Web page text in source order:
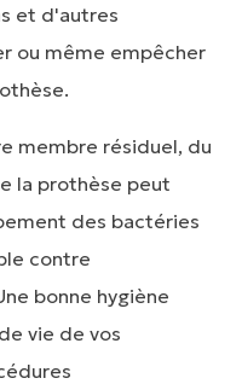
et d'autres
ou même empêcher
membre résiduel, du
la prothèse peut
des bactéries
contre
bonne hygiène
vie de vos